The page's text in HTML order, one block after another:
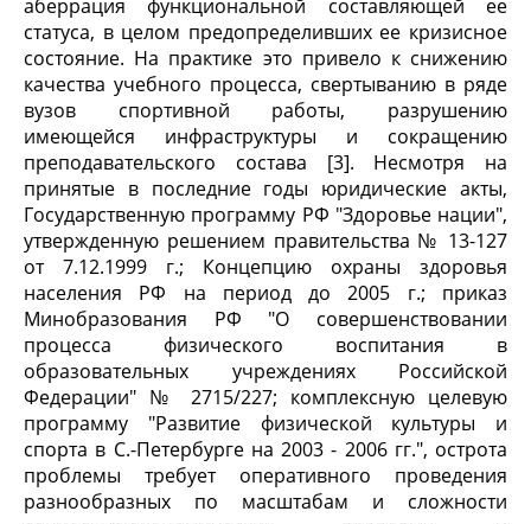
аберрация функциональной составляющей ее
статуса, в целом предопределивших ее кризисное
состояние. На практике это привело к снижению
качества учебного процесса, свертыванию в ряде
вузов спортивной работы, разрушению
имеющейся инфраструктуры и сокращению
преподавательского состава [3]. Несмотря на
принятые в последние годы юридические акты,
Государственную программу РФ "Здоровье нации",
утвержденную решением правительства № 13-127
от 7.12.1999 г.; Концепцию охраны здоровья
населения РФ на период до 2005 г.; приказ
Минобразования РФ "О совершенствовании
процесса физического воспитания в
образовательных учреждениях Российской
Федерации" № 2715/227; комплексную целевую
программу "Развитие физической культуры и
спорта в С.-Петербурге на 2003 - 2006 гг.", острота
проблемы требует оперативного проведения
разнообразных по масштабам и сложности